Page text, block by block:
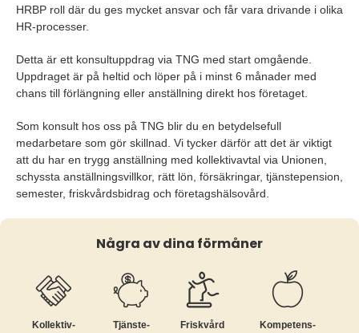
HRBP roll där du ges mycket ansvar och får vara drivande i olika
HR-processer.
Detta är ett konsultuppdrag via TNG med start omgående.
Uppdraget är på heltid och löper på i minst 6 månader med
chans till förlängning eller anställning direkt hos företaget.
Som konsult hos oss på TNG blir du en betydelsefull
medarbetare som gör skillnad. Vi tycker därför att det är viktigt
att du har en trygg anställning med kollektivavtal via Unionen,
schyssta anställningsvillkor, rätt lön, försäkringar, tjänstepension,
semester, friskvårdsbidrag och företagshälsovård.
Några av dina förmåner
Kollektiv­
Tjänste­
Friskvård
Kompetens­